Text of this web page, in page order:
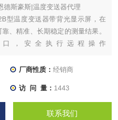
德斯豪斯|温度变送器代理
型温度变送器带背光显示屏，在
、精准、长期稳定的测量结果。
口，安全执行远程操作
）、热电偶（TC）、电阻或电
厂商性质： 经销商
访 问 量： 1443
联系我们